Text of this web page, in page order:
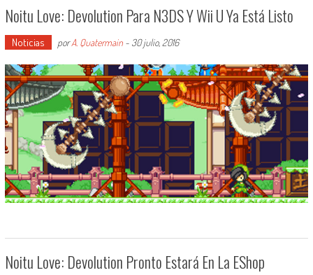
Noitu Love: Devolution Para N3DS Y Wii U Ya Está Listo
Noticias porA. Quatermain- 30 julio, 2016
Noitu Love: Devolution Pronto Estará En La EShop